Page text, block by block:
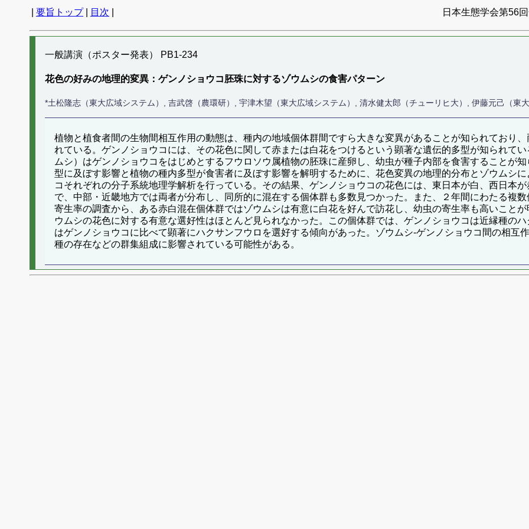
要旨トップ| 目次 日本生態学会第56
一般講演（ポスター発表） PB1-234
花色の好みの地理的変異：ゲンノショウコ胚珠に対するゾウムシの食害パターン
*土松隆志（東大広域システム）, 吉武啓（農環研）, 宇津木望（東大広域システム）, 清水健太郎（チューリヒ大）, 伊藤元己（東大
植物と植食者間の生物間相互作用の動態は、種内の地域個体群間ですら大きな変異があることが知られており
れている。ゲンノショウコには、その花色に関して赤または白花をつけるという顕著な遺伝的多型が知られて
ムシ）はゲンノショウコをはじめとするフウロソウ属植物の胚珠に産卵し、幼虫が種子内部を食害することが
型に及ぼす影響と植物の種内多型が食害者に及ぼす影響を解明するために、花色変異の地理的分布とゾウムシ
コそれぞれの分子系統地理学解析を行っている。その結果、ゲンノショウコの花色には、東日本が白、西日本
で、中部・近畿地方では両者が分布し、同所的に混在する個体群も多数見つかった。また、２年間にわたる複
寄生率の調査から、ある赤白混在個体群ではゾウムシは有意に白花を好んで訪花し、幼虫の寄生率も高いこと
ウムシの花色に対する有意な選好性はほとんど見られなかった。この個体群では、ゲンノショウコは近縁種の
はゲンノショウコに比べて顕著にハクサンフウロを選好する傾向があった。ゾウムシ-ゲンノショウコ間の相互
種の存在などの群集組成に影響されている可能性がある。